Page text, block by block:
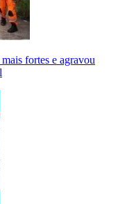
fortes e agravou